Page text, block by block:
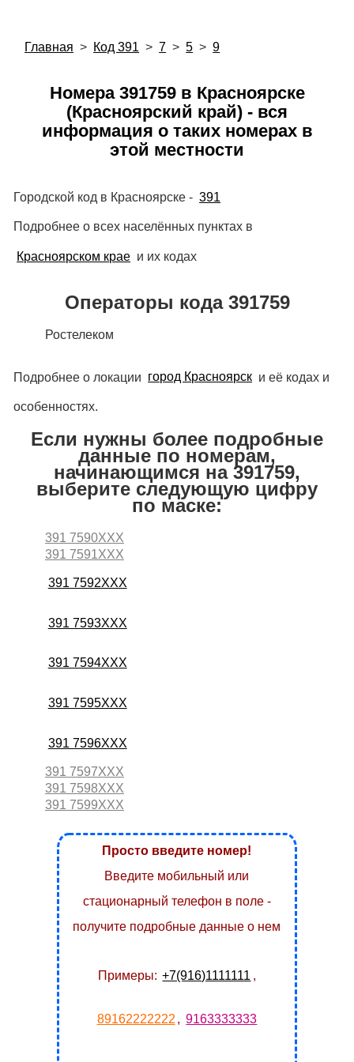
Главная > Код 391 > 7 > 5 > 9
Номера 391759 в Красноярске
(Красноярский край) - вся
информация о таких номерах в
этой местности
Городской код в Красноярске - 391
Подробнее о всех населённых пунктах в
Красноярском крае и их кодах
Операторы кода 391759
Ростелеком
Подробнее о локации город Красноярск и её кодах и
особенностях.
Если нужны более подробные
данные по номерам,
начинающимся на 391759,
выберите следующую цифру
по маске:
391 7590XXX
391 7591XXX
391 7592XXX
391 7593XXX
391 7594XXX
391 7595XXX
391 7596XXX
391 7597XXX
391 7598XXX
391 7599XXX
Просто введите номер!
Введите мобильный или
стационарный телефон в поле -
получите подробные данные о нем
Примеры: +7(916)1111111 ,
89162222222 , 9163333333